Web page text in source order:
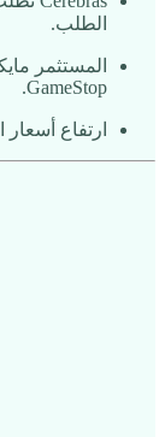
الطلب.
المستثمر
GameStop.
ارتفاع أسعار